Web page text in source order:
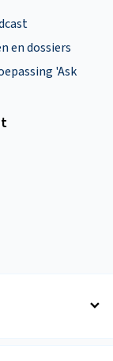
en dossiers
'Ask